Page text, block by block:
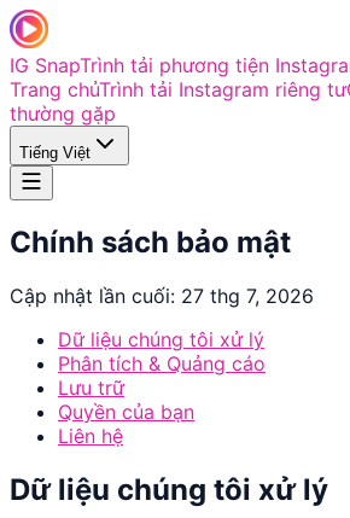
IG SnapTrình tải phương tiện
Trang chủTrình tải Instagram riêng tư
thường gặp
Tiếng Việt
Chính sách bảo mật
Cập nhật lần cuối: 27 thg 7, 2026
Dữ liệu chúng tôi xử lý
Phân tích & Quảng cáo
Lưu trữ
Quyền của bạn
Liên hệ
Dữ liệu chúng tôi xử lý